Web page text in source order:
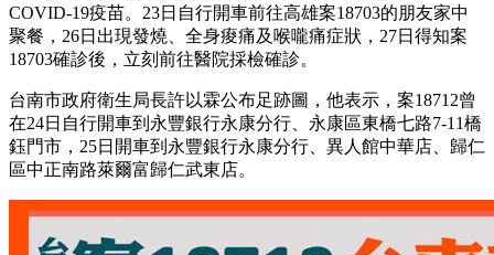
COVID-19疫苗。23日自行開車前往高雄案18703的朋友家中
聚餐，26日出現發燒、全身痠痛及喉嚨痛症狀，27日得知案
18703確診後，立刻前往醫院採檢確診。
台南市政府衛生局長許以霖公布足跡圖，他表示，案18712曾
在24日自行開車到永豐銀行永康分行、永康區東橋七路7-11橋
鈺門市，25日開車到永豐銀行永康分行、異人館中華店、歸仁
區中正南路萊爾富歸仁武東店。